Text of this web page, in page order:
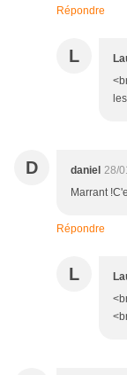
Répondre
L
D daniel 28/
Marrant
Répondre
L